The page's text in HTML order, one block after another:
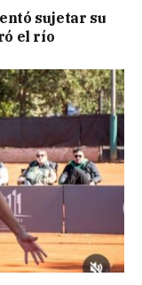
sujetar su
el río